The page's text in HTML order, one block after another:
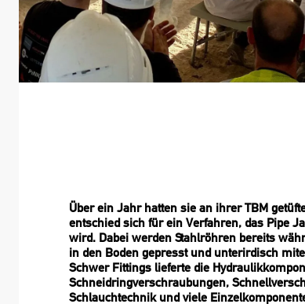
Über ein Jahr hatten sie an ihrer TBM
entschied sich für ein Verfahren, das Pipe
wird. Dabei werden Stahlröhren bereits
in den Boden gepresst und unterirdisch
Schwer Fittings lieferte die
Schneidringverschraubungen,
Schlauchtechnik und viele